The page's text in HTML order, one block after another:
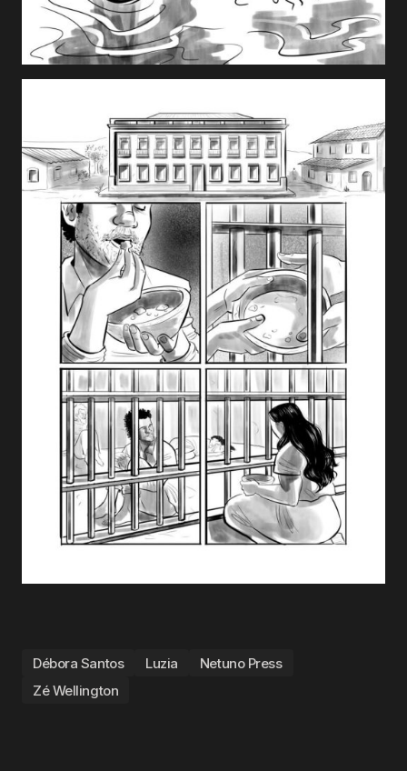
Débora Santos Luzia
Netuno Press
Zé Wellington